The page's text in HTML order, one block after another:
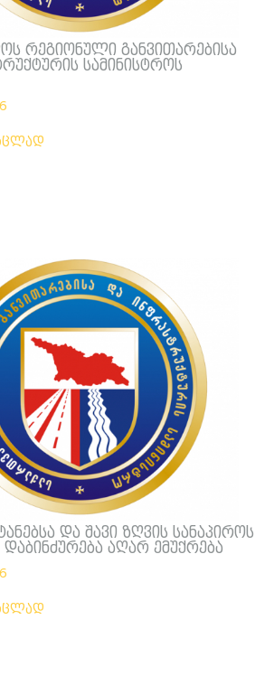
რეგიონული განვითარებისა
სამინისტროს
და შავი ზღვის სანაპიროს
აღარ ემუქრება